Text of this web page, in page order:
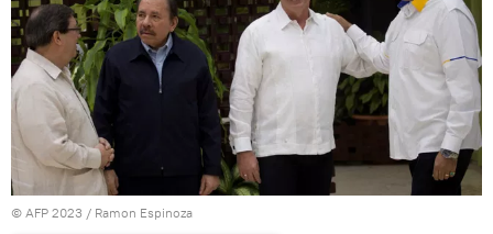
© AFP 2023 / Ramon Espinoza